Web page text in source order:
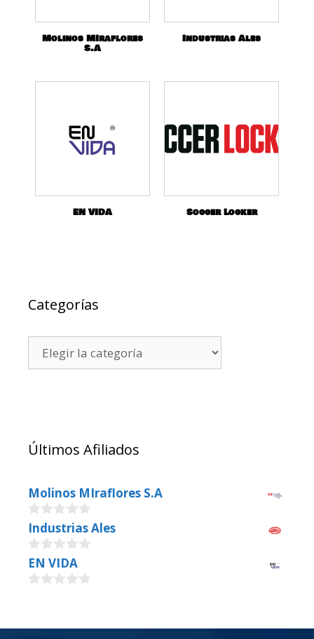
Molinos MIraflores
S.A
Industrias Ales
EN VIDA Soccer Locker
Categorías
Últimos Afiliados
Molinos MIraflores S.A
0
o
u
t
o
f
Industrias Ales
0
o
u
5
EN VIDA
t